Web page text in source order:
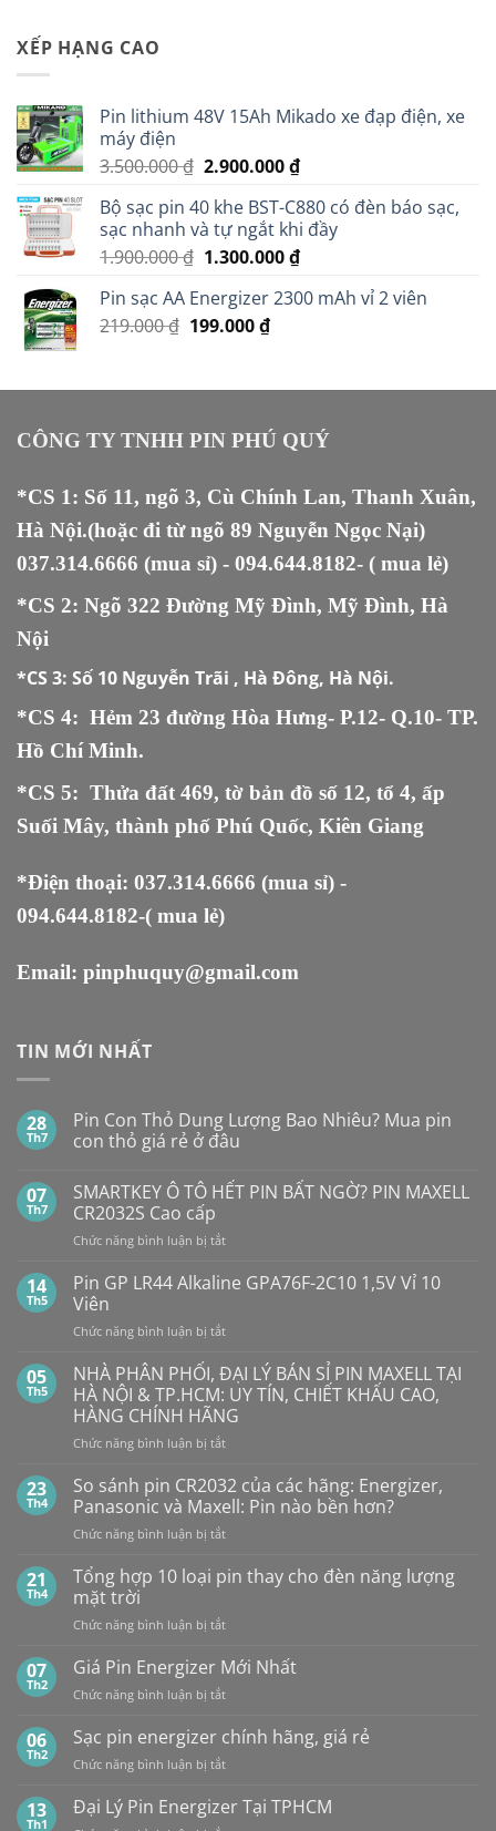
XẾP HẠNG CAO
Pin lithium 48V 15Ah Mikado xe đạp điện, xe
máy điện
3.500.000₫ Giá
là:
3.500.000 ₫.
2.900.000₫Giá
tại
là:
2.900.000 ₫.
Bộ sạc pin 40 khe BST-C880 có đèn báo sạc,
sạc nhanh và tự ngắt khi đầy
1.900.000₫ Giá
là:
1.900.000 ₫.
1.300.000₫Giá
tại
Pin sạc AA Energizer 2300 mAh vỉ 2 viên
219.000₫ Giá
219.000 ₫.
199.000₫Giá
là:
CÔNG TY TNHH PIN PHÚ QUÝ
*CS 1: Số 11, ngõ 3, Cù Chính Lan, Thanh Xuân,
Hà Nội.(hoặc đi từ ngõ 89 Nguyễn Ngọc Nại)
037.314.6666 (mua sỉ) - 094.644.8182- ( mua lẻ)
*CS 2: Ngõ 322 Đường Mỹ Đình, Mỹ Đình, Hà
Nội
*CS 3: Số 10 Nguyễn Trãi , Hà Đông, Hà Nội.
*CS 4: Hẻm 23 đường Hòa Hưng- P.12- Q.10- TP.
Hồ Chí Minh.
*CS 5: Thửa đất 469, tờ bản đồ số 12, tổ 4, ấp
Suối Mây, thành phố Phú Quốc, Kiên Giang
*Điện thoại: 037.314.6666 (mua sỉ) -
094.644.8182-( mua lẻ)
Email: pinphuquy@gmail.com
TIN MỚI NHẤT
28
Th7
Pin Con Thỏ Dung Lượng Bao Nhiêu? Mua pin
con thỏ giá rẻ ở đâu
bình
luận
ở
Pin
Con
Dung
Lượng
Bao
Mua
con
thỏ
giá
rẻ
ở
đâu
07
Th7
SMARTKEY Ô TÔ HẾT PIN BẤT NGỜ? PIN MAXELL
CR2032S Cao cấp
Chức năng bình luận bị tắtở
Ô
PIN
NGỜ?
PIN
MAXELL
CR2032S Cao
cấp
14
Th5
Pin GP LR44 Alkaline GPA76F-2C10 1,5V Vỉ 10
Viên
Chức năng bình luận bị tắtở
GP
LR44
Alkaline
GPA76F-
2C10
Vỉ
10
Viên
05
Th5
NHÀ PHÂN PHỐI, ĐẠI LÝ BÁN SỈ PIN MAXELL TẠI
HÀ NỘI & TP.HCM: UY TÍN, CHIẾT KHẤU CAO,
HÀNG CHÍNH HÃNG
Chức năng bình luận bị tắtở
PHÂN
PHỐI,
ĐẠI
LÝ
SỈ
TẠI
NỘI
TÍN,
CHIẾT
CAO,
HÀNG
23
Th4
So sánh pin CR2032 của các hãng: Energizer,
Panasonic và Maxell: Pin nào bền hơn?
Chức năng bình luận bị tắtở
sánh
của
hãng:
Panasonic
Maxell:
hơn?
21
Th4
Tổng hợp 10 loại pin thay cho đèn năng lượng
mặt trời
Chức năng bình luận bị tắtở
hợp
loại
thay
đèn
lượng
07
Th2
Giá Pin Energizer Mới Nhất
Chức năng bình luận bị tắtở
Pin
Mới
06
Th2
Sạc pin energizer chính hãng, giá rẻ
Chức năng bình luận bị tắtở
pin
energizer
13
Th1
Đại Lý Pin Energizer Tại TPHCM